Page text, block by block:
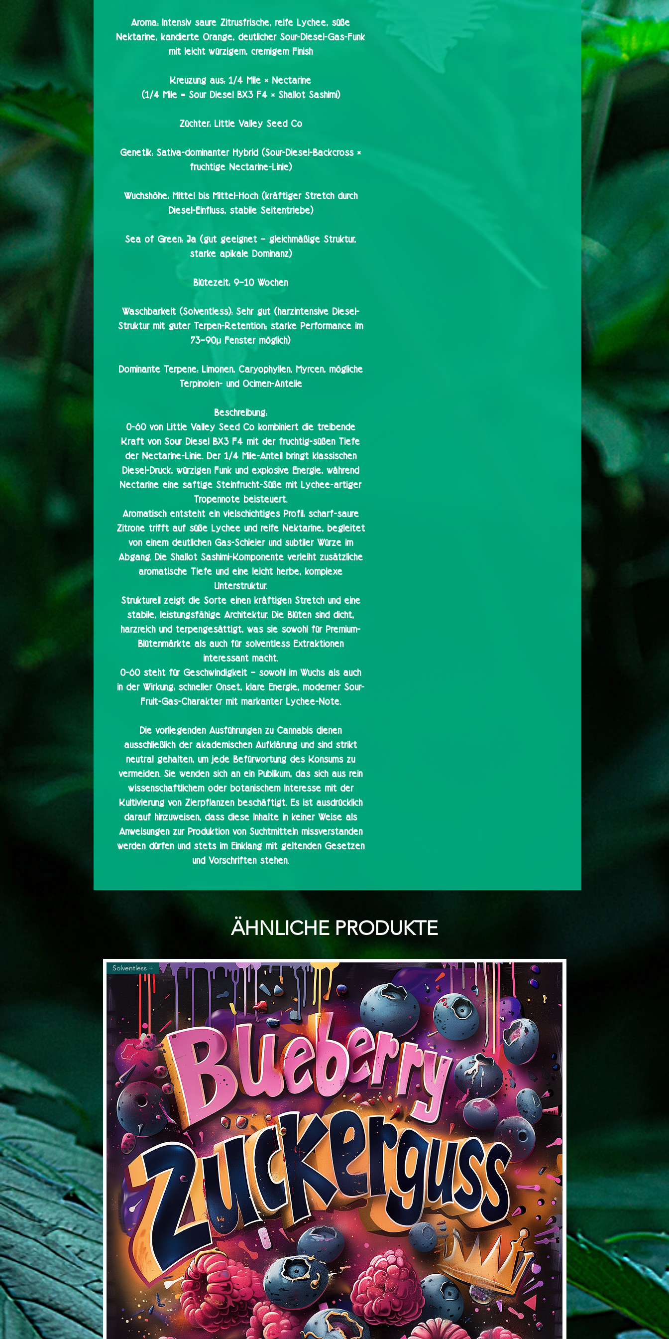
Aroma:Intensiv saure Zitrusfrische, reife Lychee, süße
Nektarine, kandierte Orange, deutlicher Sour-Diesel-Gas-Funk
mit leicht würzigem, cremigem Finish
Kreuzung aus:1/4 Mile × Nectarine
(1/4 Mile = Sour Diesel BX3 F4 × Shallot Sashimi)
Züchter:Little Valley Seed Co
Genetik:Sativa-dominanter Hybrid (Sour-Diesel-Backcross ×
fruchtige Nectarine-Linie)
Wuchshöhe:Mittel bis Mittel-Hoch (kräftiger Stretch durch
Diesel-Einfluss, stabile Seitentriebe)
Sea of Green: Ja (gut geeignet – gleichmäßige Struktur,
starke apikale Dominanz)
Blütezeit:9–10 Wochen
Waschbarkeit (Solventless):Sehr gut (harzintensive Diesel-
Struktur mit guter Terpen-Retention; starke Performance im
73–90µ Fenster möglich)
Dominante Terpene:Limonen, Caryophyllen, Myrcen, mögliche
Terpinolen- und Ocimen-Anteile
Beschreibung:
0-60 von Little Valley Seed Co kombiniert die treibende
Kraft von Sour Diesel BX3 F4 mit der fruchtig-süßen Tiefe
der Nectarine-Linie. Der 1/4 Mile-Anteil bringt klassischen
Diesel-Druck, würzigen Funk und explosive Energie, während
Nectarine eine saftige Steinfrucht-Süße mit Lychee-artiger
Tropennote beisteuert.
Aromatisch entsteht ein vielschichtiges Profil: scharf-saure
Zitrone trifft auf süße Lychee und reife Nektarine, begleitet
von einem deutlichen Gas-Schleier und subtiler Würze im
Abgang. Die Shallot Sashimi-Komponente verleiht zusätzliche
aromatische Tiefe und eine leicht herbe, komplexe
Unterstruktur.
Strukturell zeigt die Sorte einen kräftigen Stretch und eine
stabile, leistungsfähige Architektur. Die Blüten sind dicht,
harzreich und terpengesättigt, was sie sowohl für Premium-
Blütenmärkte als auch für solventless Extraktionen
interessant macht.
0-60 steht für Geschwindigkeit – sowohl im Wuchs als auch
in der Wirkung: schneller Onset, klare Energie, moderner Sour-
Fruit-Gas-Charakter mit markanter Lychee-Note.
Die vorliegenden Ausführungen zu Cannabis dienen
ausschließlich der akademischen Aufklärung und sind strikt
neutral gehalten, um jede Befürwortung des Konsums zu
vermeiden. Sie wenden sich an ein Publikum, das sich aus rein
wissenschaftlichem oder botanischem Interesse mit der
Kultivierung von Zierpflanzen beschäftigt. Es ist ausdrücklich
darauf hinzuweisen, dass diese Inhalte in keiner Weise als
Anweisungen zur Produktion von Suchtmitteln missverstanden
werden dürfen und stets im Einklang mit geltenden Gesetzen
und Vorschriften stehen.
ÄHNLICHE PRODUKTE
Solventless +